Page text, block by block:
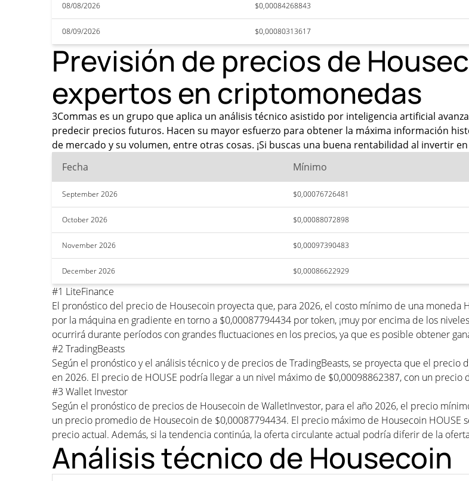
08/08/2026 $0,00084268843
08/09/2026 $0,00080313617
Previsión de precios de
expertos en criptomonedas
3Commas es un grupo que aplica un análisis técnico asistido por inteligencia artificial
predecir precios futuros. Hacen su mayor esfuerzo para obtener la máxima información
de mercado y su volumen, entre otras cosas. ¡Si buscas una buena rentabilidad al invertir
Fecha
Mínimo
September 2026 $0,00076726481
October 2026 $0,00088072898
November 2026 $0,00097390483
December 2026 $0,00086622929
#1 LiteFinance
El pronóstico del precio de Housecoin proyecta que, para 2026, el costo mínimo de una moneda
por la máquina en gradiente en torno a $0,00087794434 por token, ¡muy por encima de los
ocurrirá durante períodos con grandes fluctuaciones en los precios, ya que es posible obtener
#2 TradingBeasts
Según el pronóstico y el análisis técnico y de precios de TradingBeasts, se proyecta que el
en 2026. El precio de HOUSE podría llegar a un nivel máximo de $0,00098862387, con un
#3 Wallet Investor
Según el pronóstico de precios de Housecoin de WalletInvestor, para el año 2026, el precio
un precio promedio de Housecoin de $0,00087794434. El precio máximo de Housecoin
precio actual. Además, si la tendencia continúa, la oferta circulante actual podría diferir de la
Análisis técnico de Housecoin